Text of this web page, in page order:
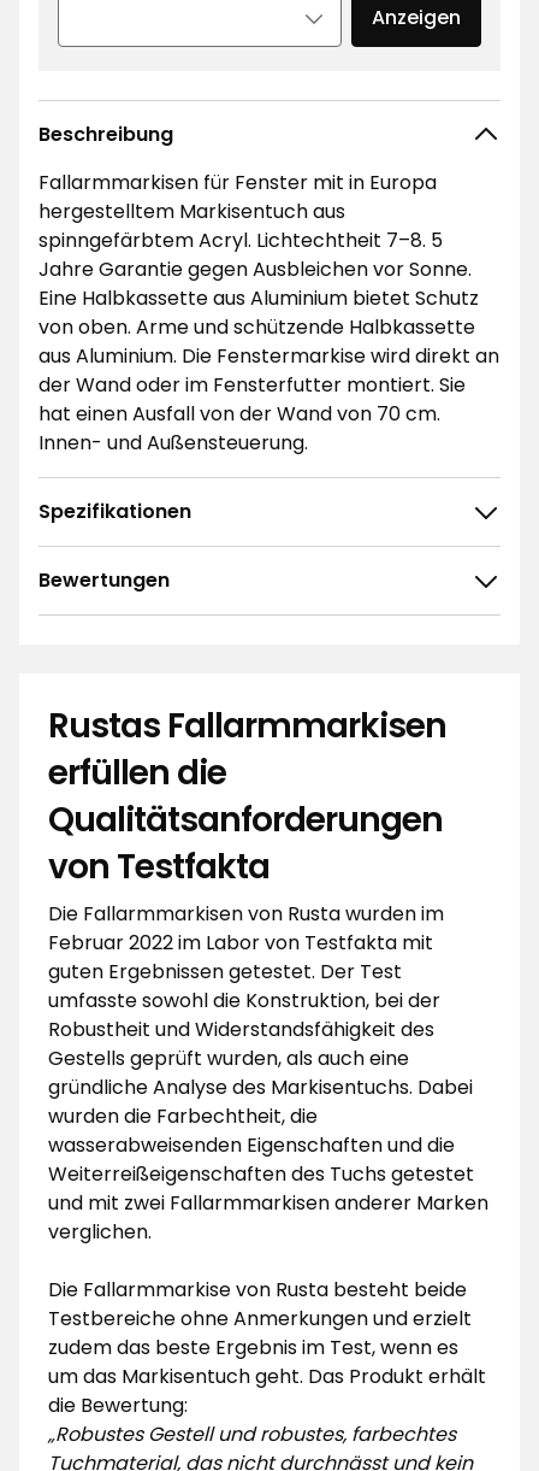
Anzeigen
Beschreibung
Fallarmmarkisen für Fenster mit in Europa
hergestelltem Markisentuch aus
spinngefärbtem Acryl. Lichtechtheit 7–8. 5
Jahre Garantie gegen Ausbleichen vor Sonne.
Eine Halbkassette aus Aluminium bietet Schutz
von oben. Arme und schützende Halbkassette
aus Aluminium. Die Fenstermarkise wird direkt an
der Wand oder im Fensterfutter montiert. Sie
hat einen Ausfall von der Wand von 70 cm.
Innen- und Außensteuerung.
Spezifikationen
Bewertungen
Rustas Fallarmmarkisen
erfüllen die
Qualitätsanforderungen
von Testfakta
Die Fallarmmarkisen von Rusta wurden im
Februar 2022 im Labor von Testfakta mit
guten Ergebnissen getestet. Der Test
umfasste sowohl die Konstruktion, bei der
Robustheit und Widerstandsfähigkeit des
Gestells geprüft wurden, als auch eine
gründliche Analyse des Markisentuchs. Dabei
wurden die Farbechtheit, die
wasserabweisenden Eigenschaften und die
Weiterreißeigenschaften des Tuchs getestet
und mit zwei Fallarmmarkisen anderer Marken
verglichen.
Die Fallarmmarkise von Rusta besteht beide
Testbereiche ohne Anmerkungen und erzielt
zudem das beste Ergebnis im Test, wenn es
um das Markisentuch geht. Das Produkt erhält
die Bewertung:
„Robustes Gestell und robustes, farbechtes
Tuchmaterial, das nicht durchnässt und kein